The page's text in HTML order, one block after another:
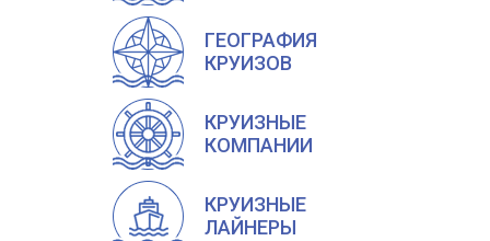
ГЕОГРАФИЯ
КРУИЗОВ
КРУИЗНЫЕ
КОМПАНИИ
КРУИЗНЫЕ
ЛАЙНЕРЫ